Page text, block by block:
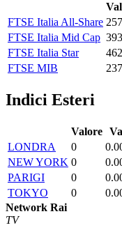
FTSE Italia All-Share
FTSE Italia Mid Cap
FTSE Italia Star
FTSE MIB
Indici Esteri
Valore
LONDRA
0
NEW YORK 0
PARIGI
0
TOKYO
0
Network Rai
TV